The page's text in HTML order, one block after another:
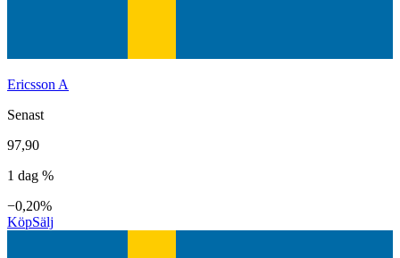
Ericsson A
Senast
97,90
1 dag %
−0,20%
KöpSälj